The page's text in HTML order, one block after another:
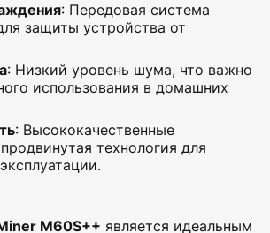
: Передовая система
защиты устройства от
: Низкий уровень шума, что важно
использования в домашних
: Высококачественные
технология для
M60S++ является идеальным